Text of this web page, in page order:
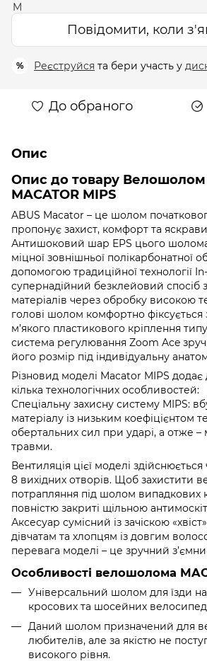
Повідомити, коли
% Реєструйся та бери участь у
До обраного
Опис
Опис до товару Велошолом
MACATOR MIPS
ABUS Macator – це шолом
пропонує захист, комфорт та
Антишоковий шар EPS цього
міцної зовнішньої полікарбонатної
допомогою традиційної технології
супернадійний безклейовий спосіб
матеріалів через обробку високою
голові шолом комфортно
м’якого пластикового кріплення
система регулювання Zoom Ace
його розмір під індивідуальну
Різновид моделі Macator MIPS
кілька технологічних особливостей:
Спеціальну захисну систему MIPS:
матеріалу із низьким коефіцієнтом
обертальних сил при ударі, а отже –
травми.
Вентиляція цієї моделі здійснюється
8 вихідних отворів. Щоб захистити
потрапляння під шолом випадкових
повністю закриті щільною
Аксесуар сумісний із зачіскою
дівчатам та хлопцям із довгим
перевага моделі – це зручний
Особливості велошолома
Універсальний шолом для їзди на
кросових та шосейних
Даний шолом призначений для
любителів, але за якістю не
високого рівня.